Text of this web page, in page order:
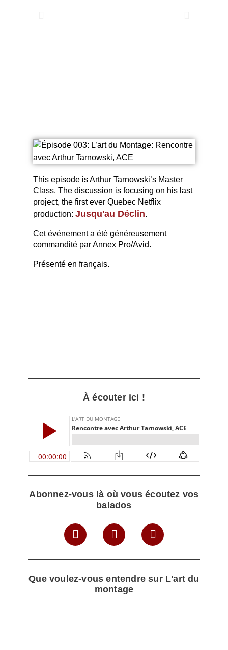
This episode is Arthur Tarnowski’s Master
Class. The discussion is focusing on his last
project, the first ever Quebec Netflix
production: Jusqu'au Déclin.
Cet événement a été généreusement
commandité par Annex Pro/Avid.
Présenté en français.
À écouter ici !
Abonnez-vous là où vous écoutez vos
balados
Que voulez-vous entendre sur L'art du
montage